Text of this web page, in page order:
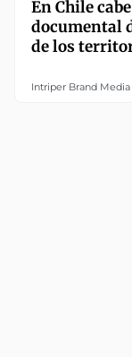
En Chile
documental
de los
Intriper Brand Media